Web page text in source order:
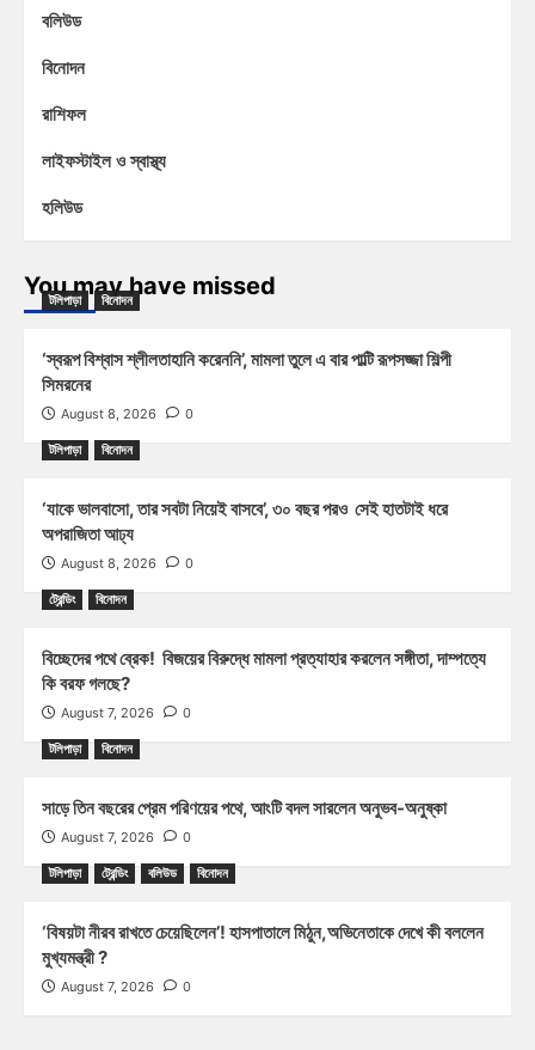
বলিউড
বিনোদন
রাশিফল
লাইফস্টাইল ও স্বাস্থ্য
হলিউড
You may have missed
টলিপাড়া বিনোদন
‘স্বরূপ বিশ্বাস শ্লীলতাহানি করেননি’, মামলা তুলে এ বার পাল্টি রূপসজ্জা শিল্পী
সিমরনের
August 8, 2026 0
টলিপাড়া বিনোদন
‘যাকে ভালবাসো, তার সবটা নিয়েই বাসবে’, ৩০ বছর পরও সেই হাতটাই ধরে
অপরাজিতা আঢ্য
August 8, 2026 0
ট্রেন্ডিং বিনোদন
বিচ্ছেদের পথে ব্রেক! বিজয়ের বিরুদ্ধে মামলা প্রত্যাহার করলেন সঙ্গীতা, দাম্পত্যে
কি বরফ গলছে?
August 7, 2026 0
টলিপাড়া বিনোদন
সাড়ে তিন বছরের প্রেম পরিণয়ের পথে, আংটি বদল সারলেন অনুভব-অনুষ্কা
August 7, 2026 0
টলিপাড়া ট্রেন্ডিং বলিউড বিনোদন
‘বিষয়টা নীরব রাখতে চেয়েছিলেন’! হাসপাতালে মিঠুন,অভিনেতাকে দেখে কী বললেন
মুখ্যমন্ত্রী ?
August 7, 2026 0